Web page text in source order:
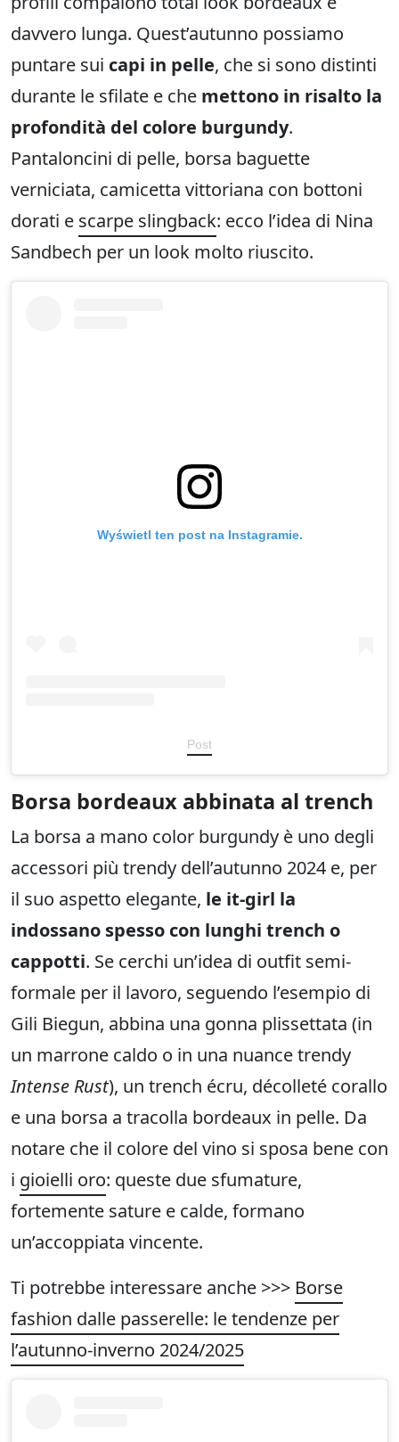
davvero lunga. Quest’autunno possiamo
puntare sui capi in pelle, che si sono distinti
durante le sfilate e che mettono in risalto la
profondità del colore burgundy.
Pantaloncini di pelle, borsa baguette
verniciata, camicetta vittoriana con bottoni
dorati e scarpe slingback: ecco l’idea di Nina
Sandbech per un look molto riuscito.
Wyświetl ten post na Instagramie.
Post
Borsa bordeaux abbinata al trench
La borsa a mano color burgundy è uno degli
accessori più trendy dell’autunno 2024 e, per
il suo aspetto elegante, le it-girl la
indossano spesso con lunghi trench o
cappotti. Se cerchi un’idea di outfit semi-
formale per il lavoro, seguendo l’esempio di
Gili Biegun, abbina una gonna plissettata (in
un marrone caldo o in una nuance trendy
Intense Rust), un trench écru, décolleté corallo
e una borsa a tracolla bordeaux in pelle. Da
notare che il colore del vino si sposa bene con
i gioielli oro: queste due sfumature,
fortemente sature e calde, formano
un’accoppiata vincente.
Ti potrebbe interessare anche >>> Borse
fashion dalle passerelle: le tendenze per
l’autunno-inverno 2024/2025